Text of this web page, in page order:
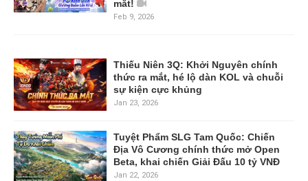
mắt!
Feb 9, 2026
Thiếu Niên 3Q: Khởi Nguyên chính
thức ra mắt, hé lộ dàn KOL và chuỗi
sự kiện cực khủng
Jan 23, 2026
Tuyệt Phẩm SLG Tam Quốc: Chiến
Địa Vô Cương chính thức mở Open
Beta, khai chiến Giải Đấu 10 tỷ VNĐ
Jan 22, 2026